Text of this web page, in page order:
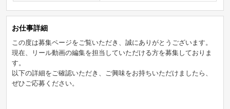
お仕事詳細
この度は募集ページをご覧いただき、誠にありがとうございます。
現在、リール動画の編集を担当していただける方を募集しておりま
す。
以下の詳細をご確認いただき、ご興味をお持ちいただけましたら、
ぜひご応募ください。